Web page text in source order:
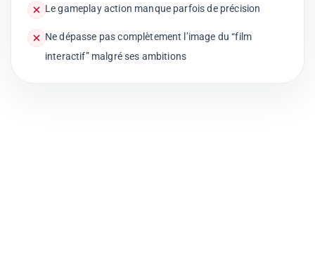
Le gameplay action manque parfois de précision
Ne dépasse pas complètement l’image du “film
interactif” malgré ses ambitions